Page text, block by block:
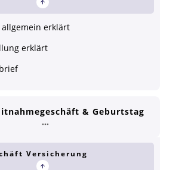
erklärt
erklärt
& Geburtstag
Versicherung